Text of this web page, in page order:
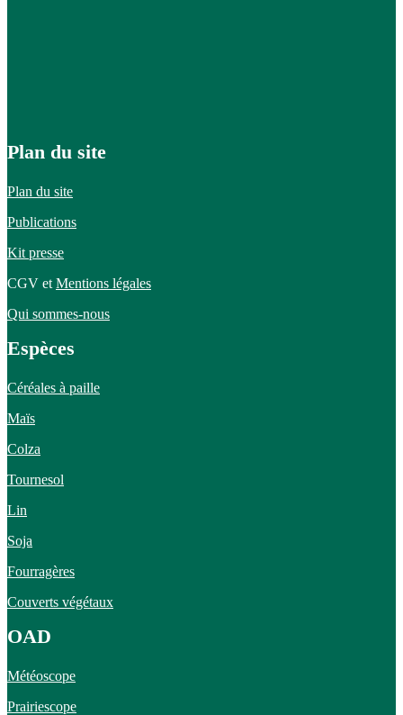
Plan du site
Plan du site
Publications
Kit presse
CGV et Mentions légales
Qui sommes-nous
Espèces
Céréales à paille
Maïs
Colza
Tournesol
Lin
Soja
Fourragères
Couverts végétaux
OAD
Météoscope
Prairiescope